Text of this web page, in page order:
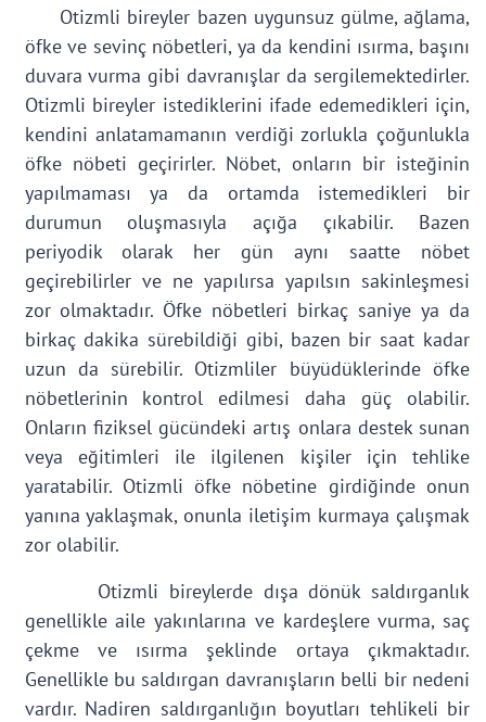
Otizmli bireyler bazen uygunsuz gülme, ağlama,
öfke ve sevinç nöbetleri, ya da kendini ısırma, başını
duvara vurma gibi davranışlar da sergilemektedirler.
Otizmli bireyler istediklerini ifade edemedikleri için,
kendini anlatamamanın verdiği zorlukla çoğunlukla
öfke nöbeti geçirirler. Nöbet, onların bir isteğinin
yapılmaması ya da ortamda istemedikleri bir
durumun oluşmasıyla açığa çıkabilir. Bazen
periyodik olarak her gün aynı saatte nöbet
geçirebilirler ve ne yapılırsa yapılsın sakinleşmesi
zor olmaktadır. Öfke nöbetleri birkaç saniye ya da
birkaç dakika sürebildiği gibi, bazen bir saat kadar
uzun da sürebilir. Otizmliler büyüdüklerinde öfke
nöbetlerinin kontrol edilmesi daha güç olabilir.
Onların fiziksel gücündeki artış onlara destek sunan
veya eğitimleri ile ilgilenen kişiler için tehlike
yaratabilir. Otizmli öfke nöbetine girdiğinde onun
yanına yaklaşmak, onunla iletişim kurmaya çalışmak
zor olabilir.
Otizmli bireylerde dışa dönük saldırganlık
genellikle aile yakınlarına ve kardeşlere vurma, saç
çekme ve ısırma şeklinde ortaya çıkmaktadır.
Genellikle bu saldırgan davranışların belli bir nedeni
vardır. Nadiren saldırganlığın boyutları tehlikeli bir